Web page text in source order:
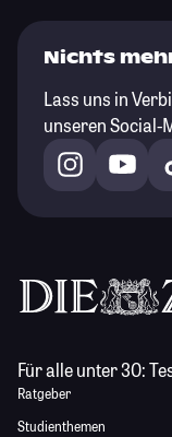
Nichts
Lass uns in
unseren Social-
Für alle unter 30:
Ratgeber
Studienthemen